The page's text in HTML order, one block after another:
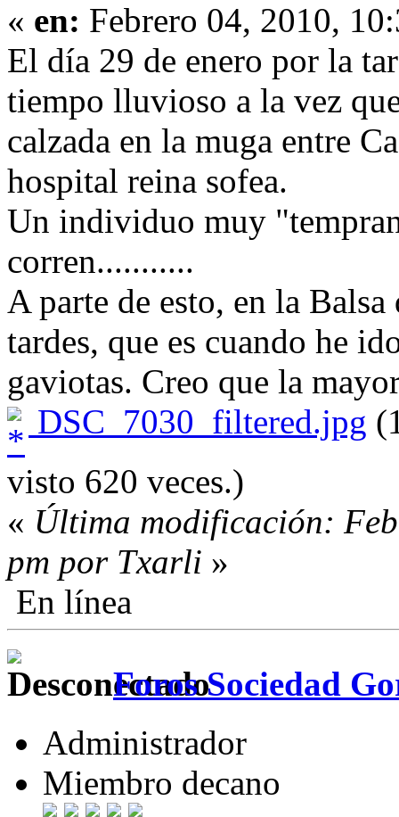
« en: Febrero 04, 2010,
El día 29 de enero por la
tiempo lluvioso a la vez
calzada en la muga entre
hospital reina sofea.
Un individuo muy
corren...........
A parte de esto, en la
tardes, que es cuando he
gaviotas. Creo que la
DSC_7030_filtered.jpg
visto 620 veces.)
« Última modificación:
pm por Txarli »
En línea
Foros Sociedad
Administrador
Miembro decano